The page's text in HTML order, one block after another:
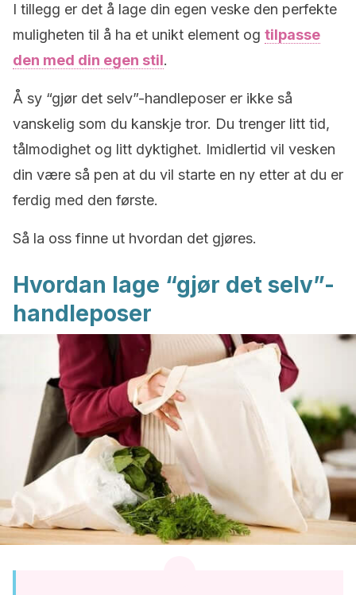
I tillegg er det å lage din egen veske den perfekte
muligheten til å ha et unikt element og tilpasse
den med din egen stil.
Å sy “gjør det selv”-handleposer er ikke så
vanskelig som du kanskje tror. Du trenger litt tid,
tålmodighet og litt dyktighet. Imidlertid vil vesken
din være så pen at du vil starte en ny etter at du er
ferdig med den første.
Så la oss finne ut hvordan det gjøres.
Hvordan lage “gjør det selv”-
handleposer